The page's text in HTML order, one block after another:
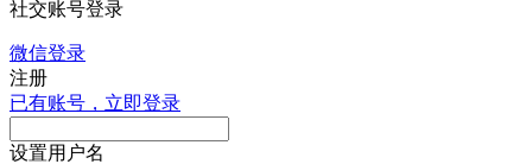
社交账号登录
微信登录
注册
已有账号，立即登录
设置用户名